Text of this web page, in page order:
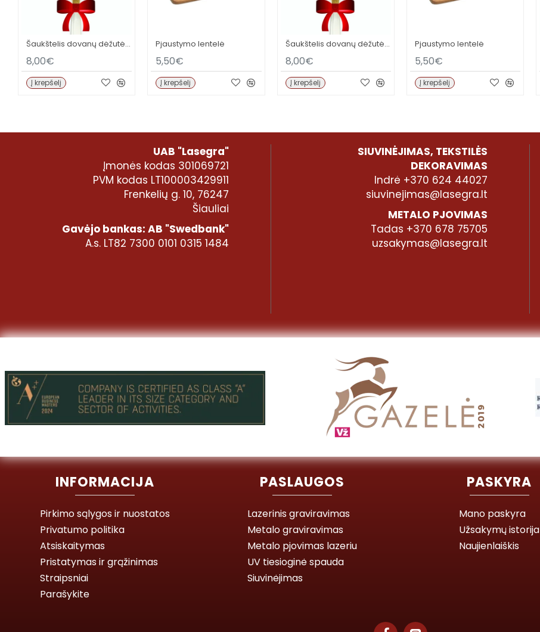
Šaukštelis dovanų dėžutėje MYLIU
8,00€
Į krepšelį
Pjaustymo lentelė
5,50€
Į krepšelį
Šaukštelis dovanų dėžutėje MYLIU
8,00€
Į krepšelį
Pjaustymo lentelė
5,50€
Į krepšelį
UAB "Lasegra"
Įmonės kodas 301069721
PVM kodas LT100003429911
Frenkelių g. 10, 76247
Šiauliai
Gavėjo bankas: AB "Swedbank"
A.s. LT82 7300 0101 0315 1484
SIUVINĖJIMAS, TEKSTILĖS
DEKORAVIMAS
Indrė +370 624 44027
siuvinejimas@lasegra.lt
METALO PJOVIMAS
Tadas +370 678 75705
uzsakymas@lasegra.lt
INFORMACIJA
Pirkimo sąlygos ir nuostatos
Privatumo politika
Atsiskaitymas
Pristatymas ir grąžinimas
Straipsniai
Parašykite
PASLAUGOS
Lazerinis graviravimas
Metalo graviravimas
Metalo pjovimas lazeriu
UV tiesioginė spauda
Siuvinėjimas
PASKYRA
Mano paskyra
Užsakymų istorija
Naujienlaiškis